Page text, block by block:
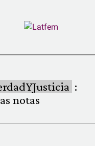
:
notas